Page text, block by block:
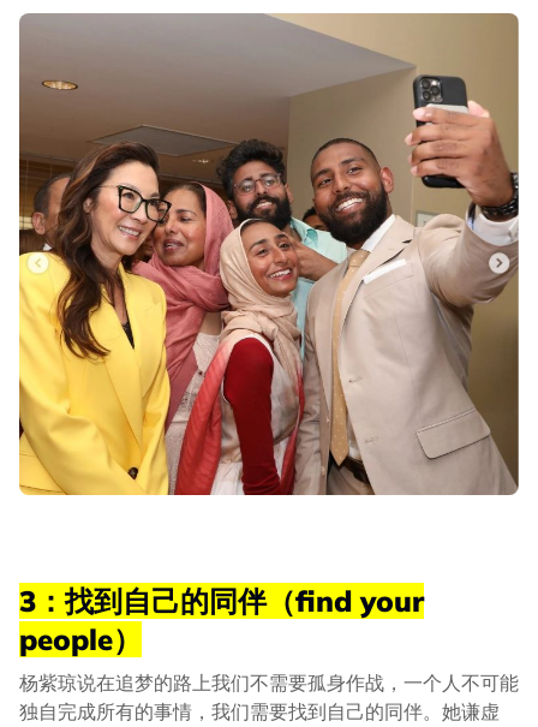
3：找到自己的同伴（find your
people）
杨紫琼说在追梦的路上我们不需要孤身作战，一个人不可能
独自完成所有的事情，我们需要找到自己的同伴。她谦虚